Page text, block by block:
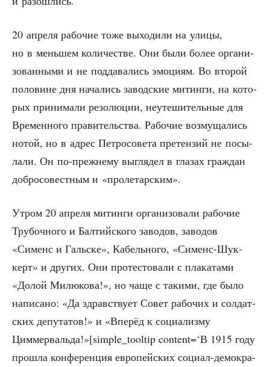
20 апре­ля рабо­чие тоже выхо­ди­ли на ули­цы,
но в мень­шем коли­че­стве. Они были более орга­ни­
зо­ван­ны­ми и не под­да­ва­лись эмо­ци­ям. Во вто­рой
поло­вине дня нача­лись завод­ские митин­ги, на кото­
рых при­ни­ма­ли резо­лю­ции, неуте­ши­тель­ные для
Вре­мен­но­го пра­ви­тель­ства. Рабо­чие воз­му­ща­лись
нотой, но в адрес Пет­ро­со­ве­та пре­тен­зий не посы­
ла­ли. Он по-преж­не­му выгля­дел в гла­зах граж­дан
доб­ро­со­вест­ным и «про­ле­тар­ским».
Утром 20 апре­ля митин­ги орга­ни­зо­ва­ли рабо­чие
Тру­боч­но­го и Бал­тий­ско­го заво­дов, заво­дов
«Сименс и Галь­ске», Кабель­но­го, «Сименс-Шук­
керт» и дру­гих. Они про­те­сто­ва­ли с пла­ка­та­ми
«Долой Милю­ко­ва!», но чаще с таки­ми, где было
напи­са­но: «Да здрав­ству­ет Совет рабо­чих и сол­дат­
ских депу­та­тов!» и «Впе­рёд к соци­а­лиз­му
Циммервальда!»[simple_tooltip content=‘В 1915 году
про­шла кон­фе­рен­ция евро­пей­ских соци­ал-демо­кра­